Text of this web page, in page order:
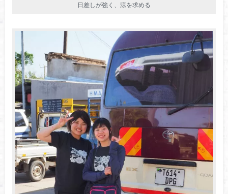
日差しが強く、涼を求める